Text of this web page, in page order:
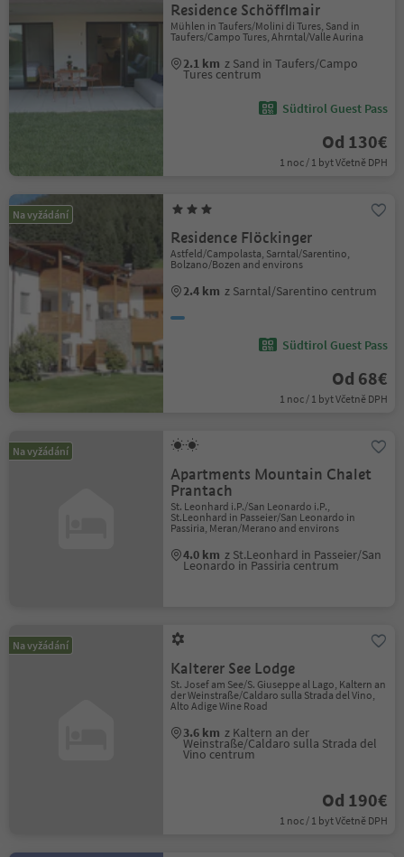
Residence Schöfflmair
Mühlen in Taufers/Molini di Tures, Sand in
Taufers/Campo Tures, Ahrntal/Valle Aurina
2.1 km z Sand in Taufers/Campo
Tures centrum
Südtirol Guest Pass
Od 130€
1 noc / 1 byt Včetně DPH
Na vyžádání
Residence Flöckinger
Astfeld/Campolasta, Sarntal/Sarentino,
Bolzano/Bozen and environs
2.4 km z Sarntal/Sarentino centrum
Südtirol Guest Pass
Od 68€
1 noc / 1 byt Včetně DPH
Na vyžádání
Apartments Mountain Chalet
Prantach
St. Leonhard i.P./San Leonardo i.P.,
St.Leonhard in Passeier/San Leonardo in
Passiria, Meran/Merano and environs
4.0 km z St.Leonhard in Passeier/San
Leonardo in Passiria centrum
Na vyžádání
Kalterer See Lodge
St. Josef am See/S. Giuseppe al Lago, Kaltern an
der Weinstraße/Caldaro sulla Strada del Vino,
Alto Adige Wine Road
3.6 km z Kaltern an der
Weinstraße/Caldaro sulla Strada del
Vino centrum
Od 190€
1 noc / 1 byt Včetně DPH